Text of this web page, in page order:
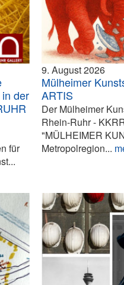
der
für
9. August 2026
Mülheimer
ARTIS
Der Mülheimer
Rhein-Ruhr -
"MÜLHEIMER
Metropolregion...